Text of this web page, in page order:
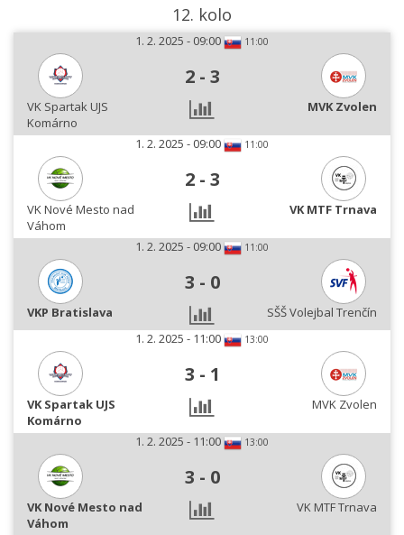
12. kolo
1. 2. 2025 - 09:00 11:00
2 - 3
VK Spartak UJS
Komárno
MVK Zvolen
1. 2. 2025 - 09:00 11:00
2 - 3
VK Nové Mesto nad
Váhom
VK MTF Trnava
1. 2. 2025 - 09:00 11:00
3 - 0
VKP Bratislava
SŠŠ Volejbal Trenčín
1. 2. 2025 - 11:00
13:00
3 - 1
VK Spartak UJS
Komárno
MVK Zvolen
1. 2. 2025 - 11:00 13:00
3 - 0
VK Nové Mesto nad
Váhom
VK MTF Trnava